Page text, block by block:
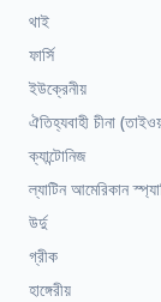
থাই
ফার্সি
ইউক্রেনীয়
ঐতিহ্যবাহী চীনা
ক্যান্টোনিজ
ল্যাটিন আমেরিকান
উর্দু
গ্রীক
হাঙ্গেরীয়